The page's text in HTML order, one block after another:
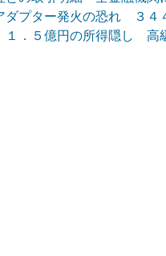
ダプター発火の恐れ ３４
．５億円の所得隠し 高